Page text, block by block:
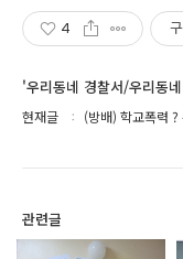
4
'우리동네 경찰서/우리동
현재글 (방배) 학교폭력
관련글